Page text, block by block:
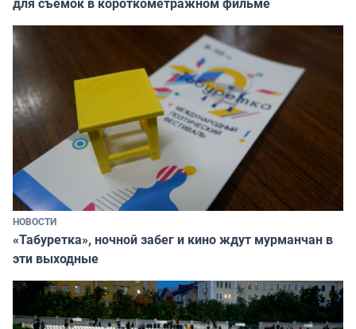
НОВОСТИ
«Табуретка», ночной забег и кино ждут мурманчан в
эти выходные